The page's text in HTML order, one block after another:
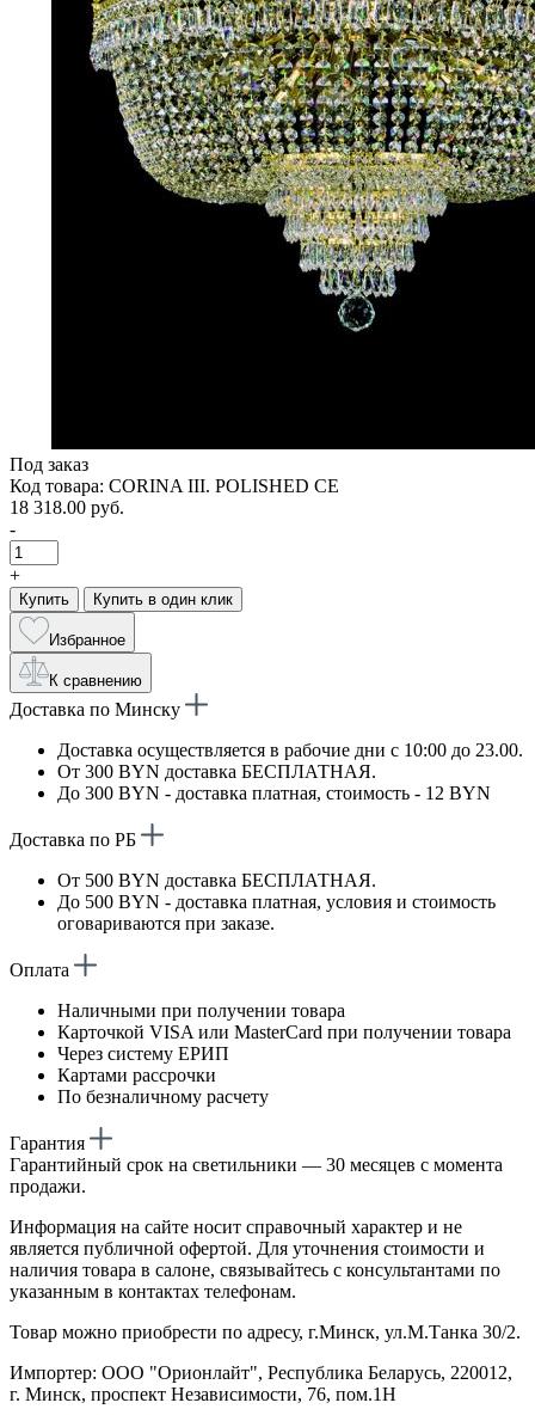
Под заказ
Код товара: CORINA III. POLISHED CE
18 318.00 руб.
-
+
Купить Купить в один клик
Избранное
К сравнению
Доставка по Минску
Доставка осуществляется в рабочие дни с 10:00 до 23.00.
От 300 BYN доставка БЕСПЛАТНАЯ.
До 300 BYN - доставка платная, стоимость - 12 BYN
Доставка по РБ
От 500 BYN доставка БЕСПЛАТНАЯ.
До 500 BYN - доставка платная, условия и стоимость
оговариваются при заказе.
Оплата
Наличными при получении товара
Карточкой VISA или MasterCard при получении товара
Через систему ЕРИП
Картами рассрочки
По безналичному расчету
Гарантия
Гарантийный срок на светильники — 30 месяцев с момента
продажи.
Информация на сайте носит справочный характер и не
является публичной офертой. Для уточнения стоимости и
наличия товара в салоне, связывайтесь с консультантами по
указанным в контактах телефонам.
Товар можно приобрести по адресу, г.Минск, ул.М.Танка 30/2.
Импортер: ООО "Орионлайт", Республика Беларусь, 220012,
г. Минск, проспект Независимости, 76, пом.1Н